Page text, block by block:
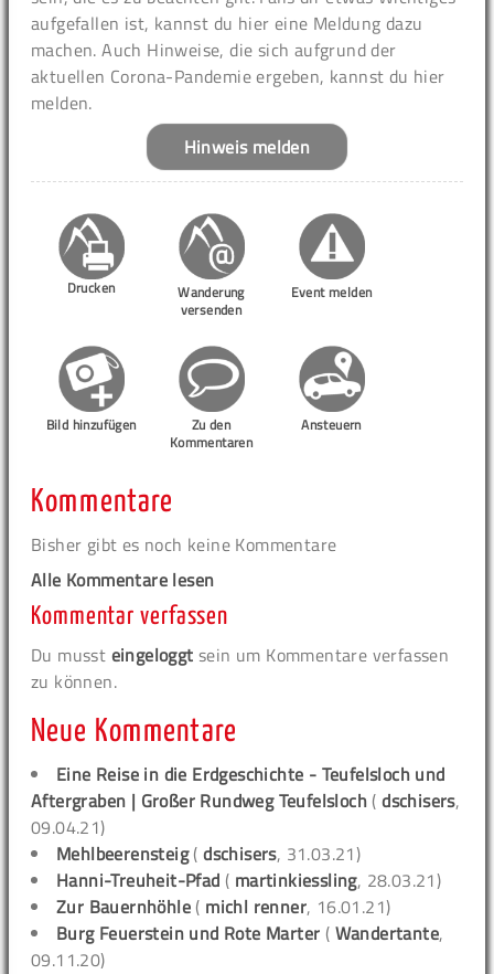
aufgefallen ist, kannst du hier eine Meldung dazu
machen. Auch Hinweise, die sich aufgrund der
aktuellen Corona-Pandemie ergeben, kannst du hier
melden.
Hinweis melden
Drucken
Wanderung
versenden
Event melden
Bild hinzufügen
Zu den
Kommentaren
Ansteuern
Kommentare
Bisher gibt es noch keine Kommentare
Alle Kommentare lesen
Kommentar verfassen
Du musst eingeloggt sein um Kommentare verfassen
zu können.
Neue Kommentare
Eine Reise in die Erdgeschichte - Teufelsloch und
Aftergraben | Großer Rundweg Teufelsloch (dschisers,
09.04.21)
Mehlbeerensteig(dschisers, 31.03.21)
Hanni-Treuheit-Pfad ( martinkiessling, 28.03.21)
Zur Bauernhöhle ( michl renner, 16.01.21)
Burg Feuerstein und Rote Marter ( Wandertante,
09.11.20)